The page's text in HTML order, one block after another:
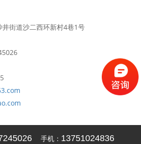
街道沙二西环新村4巷1号
手机： 13751024836